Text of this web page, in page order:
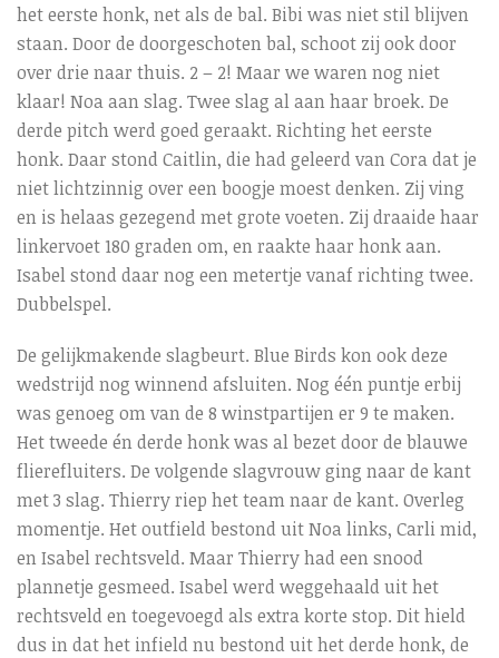
het eerste honk, net als de bal. Bibi was niet stil blijven
staan. Door de doorgeschoten bal, schoot zij ook door
over drie naar thuis. 2 – 2! Maar we waren nog niet
klaar! Noa aan slag. Twee slag al aan haar broek. De
derde pitch werd goed geraakt. Richting het eerste
honk. Daar stond Caitlin, die had geleerd van Cora dat je
niet lichtzinnig over een boogje moest denken. Zij ving
en is helaas gezegend met grote voeten. Zij draaide haar
linkervoet 180 graden om, en raakte haar honk aan.
Isabel stond daar nog een metertje vanaf richting twee.
Dubbelspel.
De gelijkmakende slagbeurt. Blue Birds kon ook deze
wedstrijd nog winnend afsluiten. Nog één puntje erbij
was genoeg om van de 8 winstpartijen er 9 te maken.
Het tweede én derde honk was al bezet door de blauwe
flierefluiters. De volgende slagvrouw ging naar de kant
met 3 slag. Thierry riep het team naar de kant. Overleg
momentje. Het outfield bestond uit Noa links, Carli mid,
en Isabel rechtsveld. Maar Thierry had een snood
plannetje gesmeed. Isabel werd weggehaald uit het
rechtsveld en toegevoegd als extra korte stop. Dit hield
dus in dat het infield nu bestond uit het derde honk, de